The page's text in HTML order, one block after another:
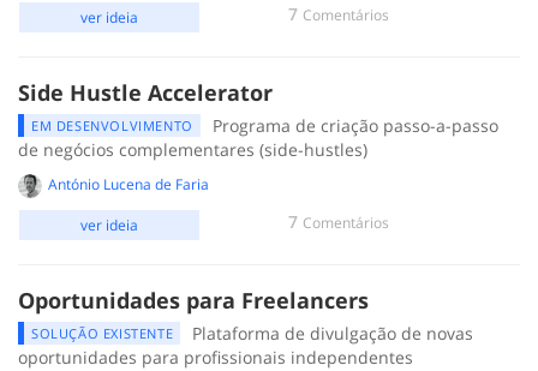
7 Comentários
ver ideia
Side Hustle Accelerator
EM DESENVOLVIMENTO
Programa de criação passo-a-passo
de negócios complementares (side-hustles)
António Lucena de Faria
7 Comentários
ver ideia
Oportunidades para Freelancers
SOLUÇÃO EXISTENTE
Plataforma de divulgação de novas
oportunidades para profissionais independentes